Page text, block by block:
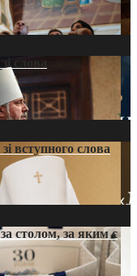
слова
вступного слова
столом, за яким є